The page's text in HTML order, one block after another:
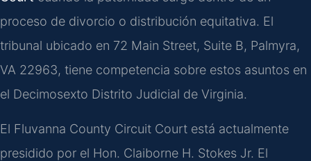
proceso de divorcio o distribución equitativa. El
tribunal ubicado en 72 Main Street, Suite B, Palmyra,
VA 22963, tiene competencia sobre estos asuntos en
el Decimosexto Distrito Judicial de Virginia.
El Fluvanna County Circuit Court está actualmente
presidido por el Hon. Claiborne H. Stokes Jr. El